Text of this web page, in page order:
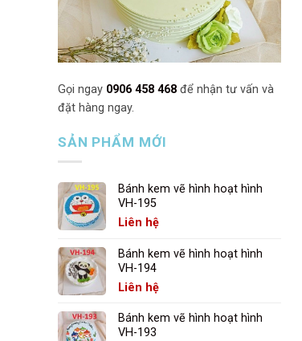
Gọi ngay 0906 458 468 để nhận tư vấn và
đặt hàng ngay.
SẢN PHẨM MỚI
Bánh kem vẽ hình hoạt hình
VH-195
Liên hệ
Bánh kem vẽ hình hoạt hình
VH-194
Liên hệ
Bánh kem vẽ hình hoạt hình
VH-193